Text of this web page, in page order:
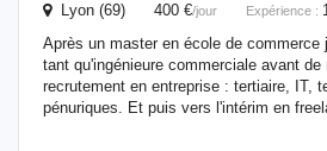
Lyon (69) 400 €/jour Expérience :
Après un master en école de commerce
tant qu'ingénieure commerciale avant
recrutement en entreprise : tertiaire, IT,
pénuriques. Et puis vers l'intérim en